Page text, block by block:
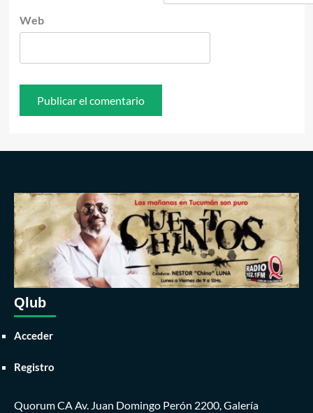
Web
Qlub
Acceder
Registro
Quorum CA Av. Juan Domingo Perón 2200, Galería